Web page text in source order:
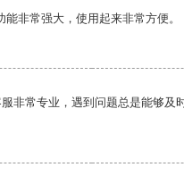
能非常强大，使用起来非常方便。
非常专业，遇到问题总是能够及